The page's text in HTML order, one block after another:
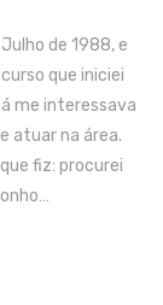
de 1988, e
que iniciei
me interessava
atuar na área.
fiz: procurei